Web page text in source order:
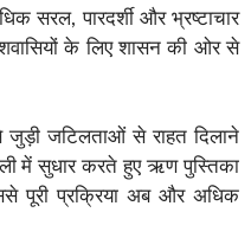
सरल, पारदर्शी और भ्रष्टाचार
के लिए शासन की ओर से
जुड़ी जटिलताओं से राहत दिलाने
में सुधार करते हुए ऋण पुस्तिका
पूरी प्रक्रिया अब और अधिक